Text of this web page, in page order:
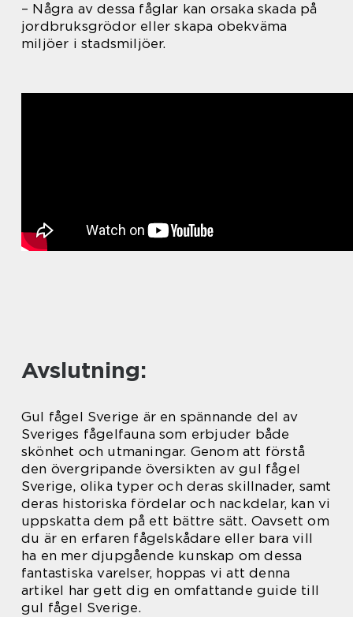
– Några av dessa fåglar kan orsaka skada på
jordbruksgrödor eller skapa obekväma
miljöer i stadsmiljöer.
Avslutning:
Gul fågel Sverige är en spännande del av
Sveriges fågelfauna som erbjuder både
skönhet och utmaningar. Genom att förstå
den övergripande översikten av gul fågel
Sverige, olika typer och deras skillnader, samt
deras historiska fördelar och nackdelar, kan vi
uppskatta dem på ett bättre sätt. Oavsett om
du är en erfaren fågelskådare eller bara vill
ha en mer djupgående kunskap om dessa
fantastiska varelser, hoppas vi att denna
artikel har gett dig en omfattande guide till
gul fågel Sverige.